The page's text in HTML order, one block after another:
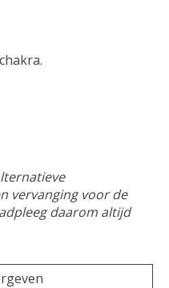
vervanging voor de
daarom altijd